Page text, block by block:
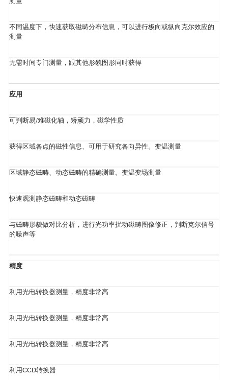
不同温度下，快速获取磁畴分布信息，可以进行极向或纵向克尔效应的
测量
无需时间专门测量，跟其他形貌图形同时获得
应用
可判断易/难磁化轴，矫顽力，磁学性质
获得区域各点的磁性信息、可用于研究各向异性。变温测量
区域静态磁畴、动态磁畴的精确测量。变温变场测量
快速观测静态磁畴和动态磁畴
与磁畴形貌做对比分析，进行光功率扰动磁畴图像修正，判断克尔信号
的噪声等
精度
利用光电转换器测量，精度非常高
利用光电转换器测量，精度非常高
利用光电转换器测量，精度非常高
利用CCD转换器